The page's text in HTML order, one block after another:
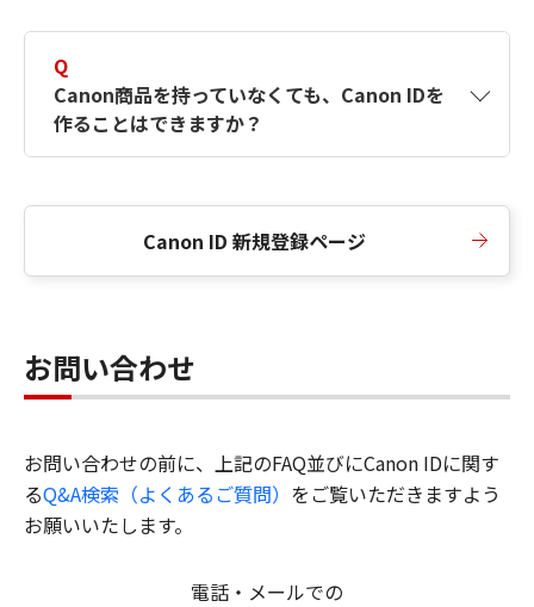
Q
Canon商品を持っていなくても、Canon IDを
作ることはできますか？
Canon ID 新規登録ページ
お問い合わせ
お問い合わせの前に、上記のFAQ並びにCanon IDに関す
るQ&A検索（よくあるご質問） をご覧いただきますよう
お願いいたします。
電話・メールでの